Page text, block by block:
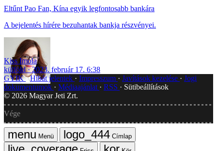
Eltűnt Pao Fan, Kína egyik legfontosabb bankára
A bejelentés hírére bezuhantak bankja részvényei.
Kiss Imola
külföld
2023. február 17. 6:38
GYIK Hibát jelentek Impresszum Javítások kezelése
Jogi
dokumentumok
Médiaajánlat RSS
Sütibeállítások
© 2026 Magyar Jeti Zrt.
Vége
Menü
Címlap